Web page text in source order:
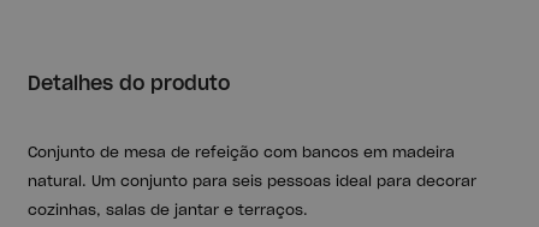
Detalhes do produto
Conjunto de mesa de refeição com bancos em madeira
natural. Um conjunto para seis pessoas ideal para decorar
cozinhas, salas de jantar e terraços.